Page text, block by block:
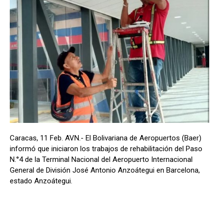
Caracas, 11 Feb. AVN.- El Bolivariana de Aeropuertos (Baer)
informó que iniciaron los trabajos de rehabilitación del Paso
N.°4 de la Terminal Nacional del Aeropuerto Internacional
General de División José Antonio Anzoátegui en Barcelona,
estado Anzoátegui.